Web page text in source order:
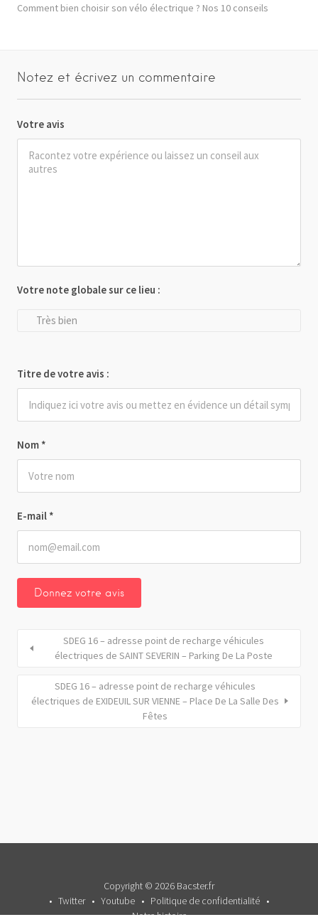
Comment bien choisir son vélo électrique ? Nos 10 conseils
Notez et écrivez un commentaire
Votre avis
Nom *
E-mail *
Votre note globale sur ce lieu :
Très bien
Titre de votre avis :
SDEG 16 – adresse point de recharge véhicules
électriques de SAINT SEVERIN – Parking De La Poste
SDEG 16 – adresse point de recharge véhicules
électriques de EXIDEUIL SUR VIENNE – Place De La Salle Des
Fêtes
Copyright © 2026 Bacster.fr
Twitter
Youtube
Politique de confidentialité
Notre histoire